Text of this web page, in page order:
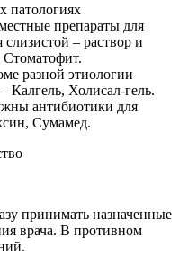
патологиях
препараты для
– раствор и
Стоматофит.
разной этиологии
Калгель, Холисал-гель.
антибиотики для
Сумамед.
принимать назначенные
врача. В противном